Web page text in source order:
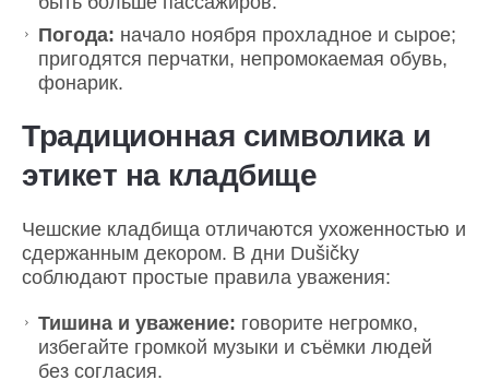
Погода: начало ноября прохладное и сырое;
пригодятся перчатки, непромокаемая обувь,
фонарик.
Традиционная символика и
этикет на кладбище
Чешские кладбища отличаются ухоженностью и
сдержанным декором. В дни Dušičky
соблюдают простые правила уважения:
Тишина и уважение: говорите негромко,
избегайте громкой музыки и съёмки людей
без согласия.